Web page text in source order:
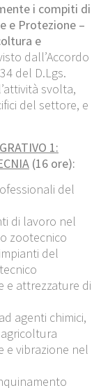
i compiti di
e Protezione –
e
dall’Accordo
del D.Lgs.
svolta,
del settore, e
1:
(16 ore):
del
di lavoro nel
zootecnico
del
e attrezzature di
agenti chimici,
e vibrazione nel